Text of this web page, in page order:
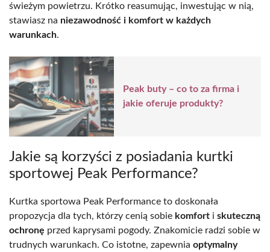
świeżym powietrzu. Krótko reasumując, inwestując w nią,
stawiasz na niezawodność i komfort w każdych
warunkach.
Peak buty – co to za firma i
jakie oferuje produkty?
Jakie są korzyści z posiadania kurtki
sportowej Peak Performance?
Kurtka sportowa Peak Performance to doskonała
propozycja dla tych, którzy cenią sobie komfort i skuteczną
ochronę przed kaprysami pogody. Znakomicie radzi sobie w
trudnych warunkach. Co istotne, zapewnia optymalny